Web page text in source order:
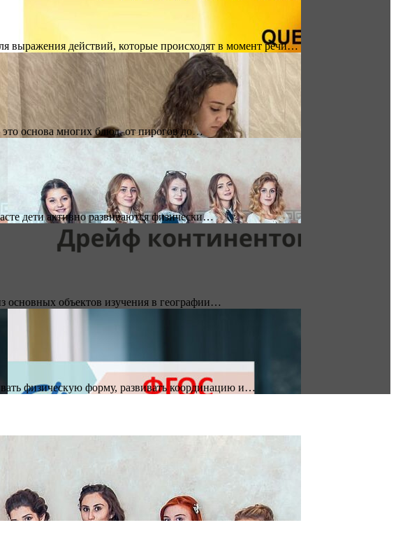
выражения действий, которые происходят в момент речи…
это основа многих блюд, от пирогов до…
дети активно развиваются физически…
основных объектов изучения в географии…
физическую форму, развивать координацию и…